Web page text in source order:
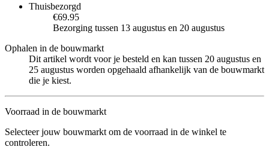
Thuisbezorgd
€69.95
Bezorging tussen 13 augustus en 20 augustus
Ophalen in de bouwmarkt
Dit artikel wordt voor je besteld en kan tussen 20 augustus en
25 augustus worden opgehaald afhankelijk van de bouwmarkt
die je kiest.
Voorraad in de bouwmarkt
Selecteer jouw bouwmarkt om de voorraad in de winkel te
controleren.